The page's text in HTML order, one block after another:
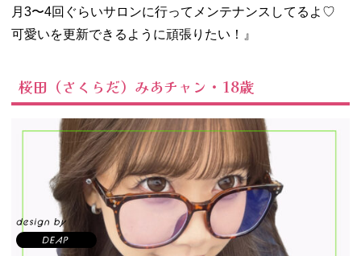
月3〜4回ぐらいサロンに行ってメンテナンスしてるよ♡
可愛いを更新できるように頑張りたい！』
桜田（さくらだ）みあチャン・18歳